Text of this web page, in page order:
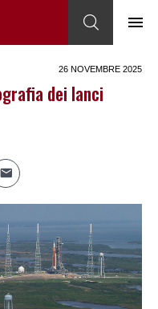
26 NOVEMBRE 2025
dei lanci